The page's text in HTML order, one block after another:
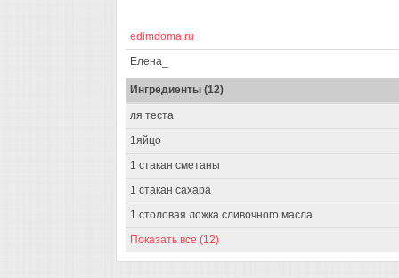
edimdoma.ru
Елена_
Ингредиенты (12)
ля теста
1яйцо
1 стакан сметаны
1 стакан сахара
1 столовая ложка сливочного масла
Показать все (12)